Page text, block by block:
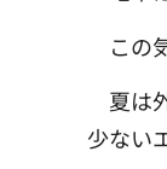
この
夏は
少ない